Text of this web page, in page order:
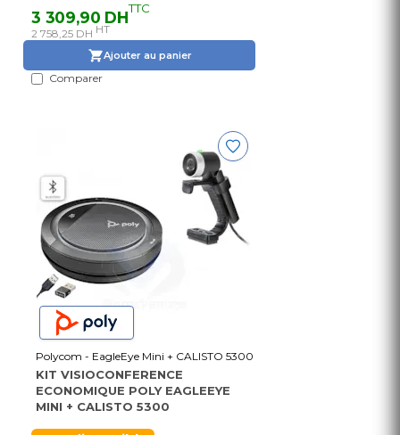
3 309,90 DHTTC
2 758,25 DH HT
Ajouter au panier
Comparer
Polycom - EagleEye Mini + CALISTO 5300
KIT VISIOCONFERENCE
ECONOMIQUE POLY EAGLEEYE
MINI + CALISTO 5300